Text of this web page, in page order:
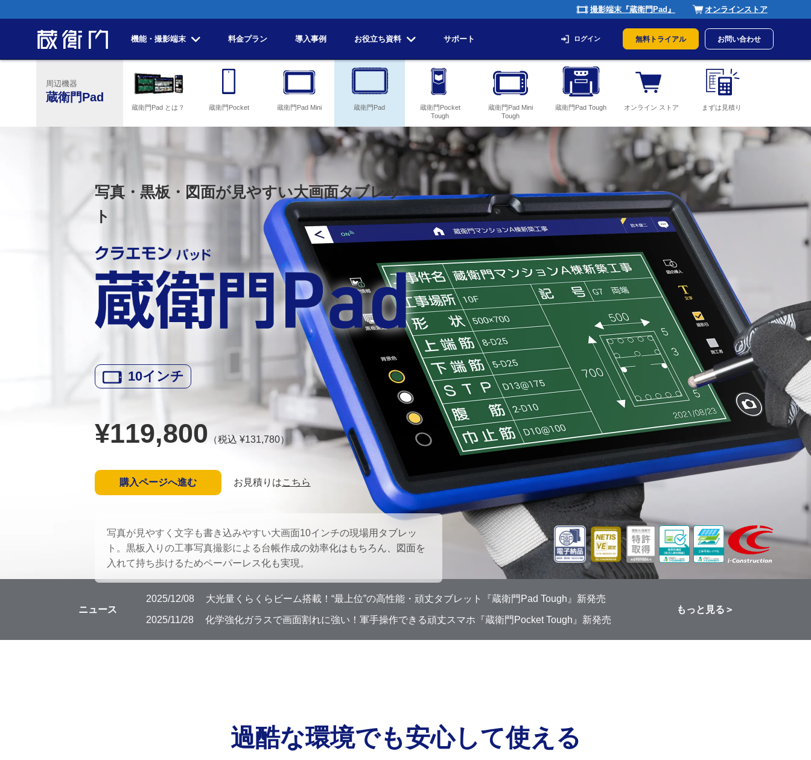
撮影端末『蔵衛門Pad』 オンラインストア
機能・撮影端末 料金プラン 導入事例 お役立ち資料 サポート ログイン 無料トライアル お問い合わせ
周辺機器
蔵衛門Pad
蔵衛門Pad とは？ 蔵衛門Pocket 蔵衛門Pad Mini 蔵衛門Pad
蔵衛門Pocket
Tough
蔵衛門Pad Mini
Tough
蔵衛門Pad Tough オンライン ストア まずは見積り
写真・黒板・図面が見やすい大画面タブレッ
ト
10インチ
¥119,800 （税込 ¥131,780）
購入ページへ進む お見積りはこちら
写真が見やすく文字も書き込みやすい大画面10インチの現場用タブレッ
ト。黒板入りの工事写真撮影による台帳作成の効率化はもちろん、図面を
入れて持ち歩けるためペーパーレス化も実現。
ニュース
2025/12/08 大光量くらくらビーム搭載！“最上位”の高性能・頑丈タブレット『蔵衛門Pad Tough』新発売
2025/11/28 化学強化ガラスで画面割れに強い！軍手操作できる頑丈スマホ『蔵衛門Pocket Tough』新発売
もっと見る
過酷な環境でも安心して使える